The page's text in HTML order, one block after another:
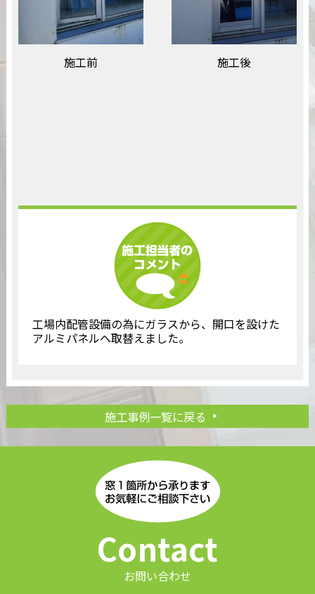
施工前 施工後
工場内配管設備の為にガラスから、開口を設けた
アルミパネルへ取替えました。
施工事例一覧に戻る
Contact
お問い合わせ